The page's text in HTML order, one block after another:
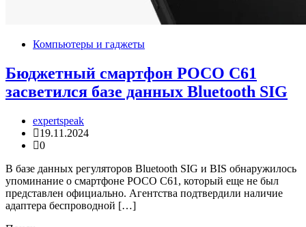
Компьютеры и гаджеты
Бюджетный смартфон POCO C61
засветился базе данных Bluetooth SIG
expertspeak
19.11.2024
0
В базе данных регуляторов Bluetooth SIG и BIS обнаружилось
упоминание о смартфоне POCO C61, который еще не был
представлен официально. Агентства подтвердили наличие
адаптера беспроводной […]